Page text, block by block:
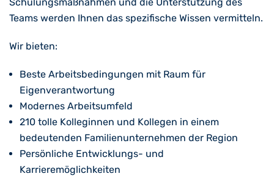
Teams werden Ihnen das spezifische Wissen vermitteln.
Wir bieten:
Beste Arbeitsbedingungen mit Raum für
Eigenverantwortung
Modernes Arbeitsumfeld
210 tolle Kolleginnen und Kollegen in einem
bedeutenden Familienunternehmen der Region
Persönliche Entwicklungs- und
Karrieremöglichkeiten